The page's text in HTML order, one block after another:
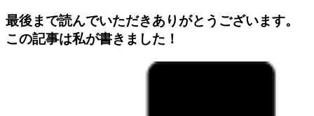
最後まで読んでいただきありがとうございます。
この記事は私が書きました！